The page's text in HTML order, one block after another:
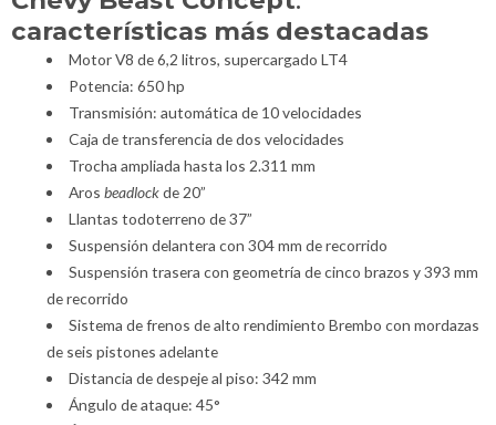
características más destacadas
Motor V8 de 6,2 litros, supercargado LT4
Potencia: 650 hp
Transmisión: automática de 10 velocidades
Caja de transferencia de dos velocidades
Trocha ampliada hasta los 2.311 mm
Aros beadlockde 20”
Llantas todoterreno de 37”
Suspensión delantera con 304 mm de recorrido
Suspensión trasera con geometría de cinco brazos y 393 mm
de recorrido
Sistema de frenos de alto rendimiento Brembo con mordazas
de seis pistones adelante
Distancia de despeje al piso: 342 mm
Ángulo de ataque: 45°